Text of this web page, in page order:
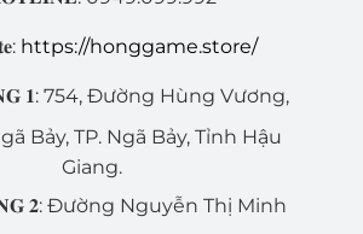
https://honggame.store/
𝟏: 754, Đường Hùng Vương,
Bảy, TP. Ngã Bảy, Tỉnh Hậu
Giang.
𝟐: Đường Nguyễn Thị Minh